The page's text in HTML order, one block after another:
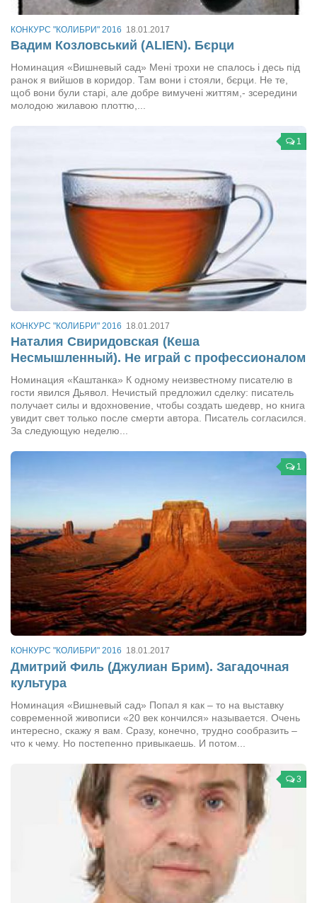
«Траверс» — экипировочный центр
Журналисты
Александр Гвоздик
Александр Кугук
Денис Федченко
Звукорежиссёры
Alfom Studio
Guitarproduction Studio
Писатели
Поэты
Режиссёры
Надія Белокур
Анна Гидора
Леонтий Костур
Сергей Степанов
Анна Черненко
Марина Фенота
Гостиная
Он и Она
Конкурсы
Фестиваль. Конкурс «Колибри» 2017
Конкурс «Колибри» 2016
Конкурс «Колибри» 2015
Конкурс «Колибри» 2014
Конкурс «Колибри — детям!» 2014
Конкурс «Колибри» 2013
Афиша Киев
КОНКУРС "КОЛИБРИ" 2016 18.01.2017
Вадим Козловський (ALIEN). Бєрци
Номинация «Вишневый сад» Мені трохи не спалось і десь під
ранок я вийшов в коридор. Там вони і стояли, бєрци. Не те,
щоб вони були старі, але добре вимучені життям,- зсередини
молодою жилавою плоттю,...
1
КОНКУРС "КОЛИБРИ" 2016 18.01.2017
Наталия Свиридовская (Кеша
Несмышленный). Не играй с профессионалом
Номинация «Каштанка» К одному неизвестному писателю в
гости явился Дьявол. Нечистый предложил сделку: писатель
получает силы и вдохновение, чтобы создать шедевр, но книга
увидит свет только после смерти автора. Писатель согласился.
За следующую неделю...
1
КОНКУРС "КОЛИБРИ" 2016 18.01.2017
Дмитрий Филь (Джулиан Брим). Загадочная
культура
Номинация «Вишневый сад» Попал я как – то на выставку
современной живописи «20 век кончился» называется. Очень
интересно, скажу я вам. Cразу, конечно, трудно сообразить –
что к чему. Но постепенно привыкаешь. И потом...
3